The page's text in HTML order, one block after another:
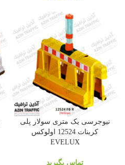
نیوجرسی یک متری سولار پلی
کربنات 12524 اولوکس
EVELUX
تماس بگیرید